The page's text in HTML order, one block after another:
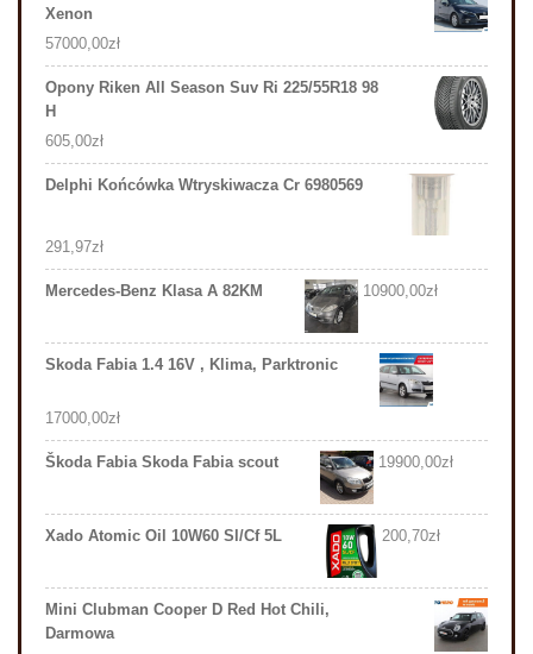
Xenon
57000,00zł
Opony Riken All Season Suv Ri 225/55R18 98
H
605,00zł
Delphi Końcówka Wtryskiwacza Cr 6980569
291,97zł
Mercedes-Benz Klasa A 82KM 10900,00zł
Skoda Fabia 1.4 16V , Klima, Parktronic
17000,00zł
Škoda Fabia Skoda Fabia scout 19900,00zł
Xado Atomic Oil 10W60 Sl/Cf 5L 200,70zł
Mini Clubman Cooper D Red Hot Chili,
Darmowa